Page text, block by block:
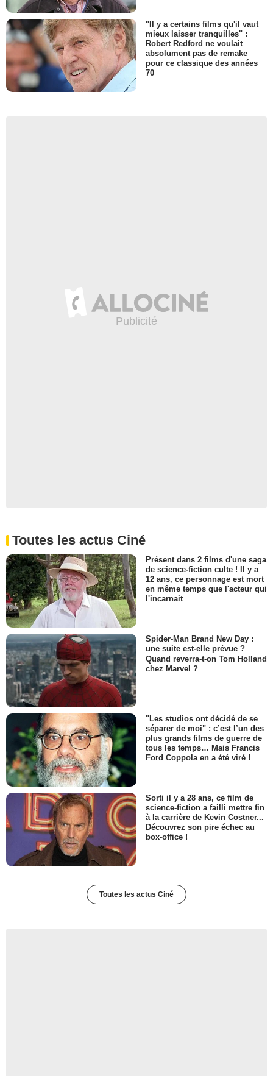
"Il y a certains films qu'il vaut
mieux laisser tranquilles" :
Robert Redford ne voulait
absolument pas de remake
pour ce classique des années
70
Toutes les actus Ciné
Présent dans 2 films d'une saga
de science-fiction culte ! Il y a
12 ans, ce personnage est mort
en même temps que l'acteur qui
l'incarnait
Spider-Man Brand New Day :
une suite est-elle prévue ?
Quand reverra-t-on Tom Holland
chez Marvel ?
"Les studios ont décidé de se
séparer de moi" : c’est l’un des
plus grands films de guerre de
tous les temps… Mais Francis
Ford Coppola en a été viré !
Sorti il y a 28 ans, ce film de
science-fiction a failli mettre fin
à la carrière de Kevin Costner...
Découvrez son pire échec au
box-office !
Toutes les actus Ciné